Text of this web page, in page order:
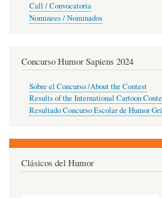
Call / Convocatoria
Nominees / Nominados
Concurso Humor Sapiens 2024
Sobre el Concurso /About the Contest
Results of the International Cartoon
Resultado Concurso Escolar de Humor
Clásicos del Humor